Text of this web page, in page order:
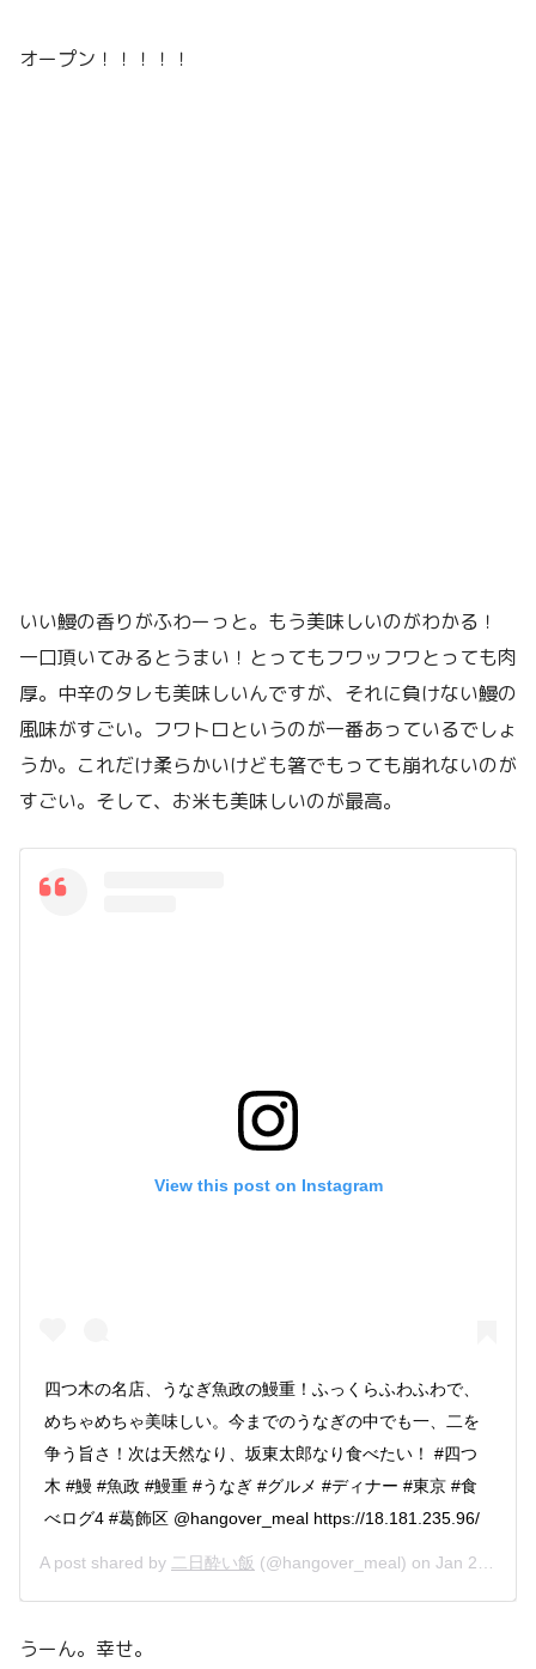
オープン！！！！！
いい鰻の香りがふわーっと。もう美味しいのがわかる！
一口頂いてみるとうまい！とってもフワッフワとっても肉
厚。中辛のタレも美味しいんですが、それに負けない鰻の
風味がすごい。フワトロというのが一番あっているでしょ
うか。これだけ柔らかいけども箸でもっても崩れないのが
すごい。そして、お米も美味しいのが最高。
View this post on Instagram
四つ木の名店、うなぎ魚政の鰻重！ふっくらふわふわで、
めちゃめちゃ美味しい。今までのうなぎの中でも一、二を
争う旨さ！次は天然なり、坂東太郎なり食べたい！ #四つ
木 #鰻 #魚政 #鰻重 #うなぎ #グルメ #ディナー #東京 #食
べログ4 #葛飾区 @hangover_meal https://18.181.235.96/
A post shared by 二日酔い飯 (@hangover_meal) on Jan 24, 2020 at 7:28pm PST
うーん。幸せ。